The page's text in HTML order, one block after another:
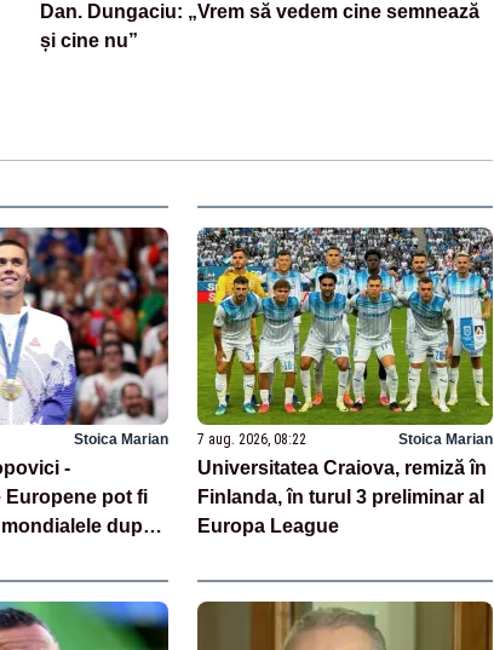
Dan. Dungaciu: „Vrem să vedem cine semnează
și cine nu”
Stoica Marian
-
Europene pot fi
după
7 aug. 2026, 08:22 Stoica Marian
Universitatea Craiova, remiză în
Finlanda, în turul 3 preliminar al
Europa League